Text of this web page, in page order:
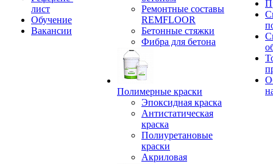
лист
Обучение
Вакансии
Ремонтные составы
REMFLOOR
Бетонные стяжки
Фибра для бетона
Полимерные краски
Эпоксидная краска
Антистатическая
краска
Полиуретановые
краски
Акриловая